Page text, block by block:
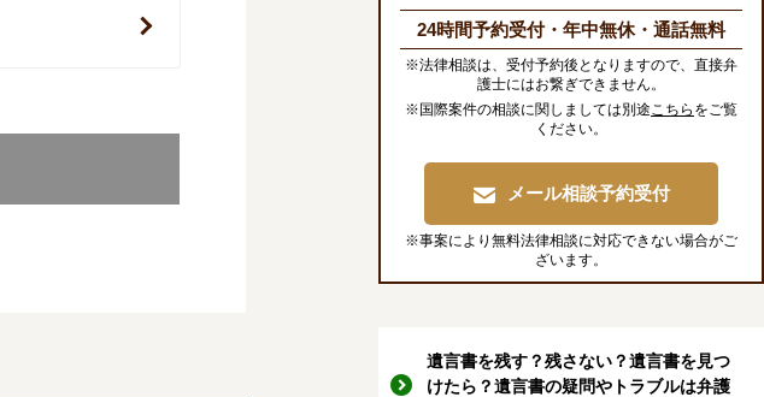
24時間予約受付・年中無休・通話無料
※法律相談は、受付予約後となりますので、直接弁
護士にはお繋ぎできません。
※国際案件の相談に関しましては別途こちら をご覧
ください。
メール相談予約受付
※事案により無料法律相談に対応できない場合がご
ざいます。
遺言書を残す？残さない？遺言書を見つ
けたら？遺言書の疑問やトラブルは弁護